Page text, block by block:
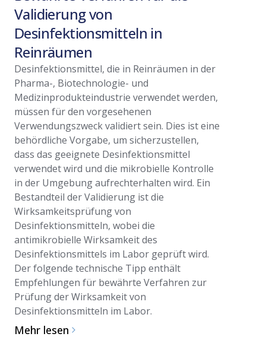
Validierung von
Desinfektionsmitteln in
Reinräumen
Desinfektionsmittel, die in Reinräumen in der
Pharma-, Biotechnologie- und
Medizinprodukteindustrie verwendet werden,
müssen für den vorgesehenen
Verwendungszweck validiert sein. Dies ist eine
behördliche Vorgabe, um sicherzustellen,
dass das geeignete Desinfektionsmittel
verwendet wird und die mikrobielle Kontrolle
in der Umgebung aufrechterhalten wird. Ein
Bestandteil der Validierung ist die
Wirksamkeitsprüfung von
Desinfektionsmitteln, wobei die
antimikrobielle Wirksamkeit des
Desinfektionsmittels im Labor geprüft wird.
Der folgende technische Tipp enthält
Empfehlungen für bewährte Verfahren zur
Prüfung der Wirksamkeit von
Desinfektionsmitteln im Labor.
Mehr lesen